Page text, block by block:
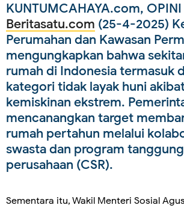
KUNTUMCAHAYA.com,
Beritasatu.com (25-4-2025)
Perumahan dan Kawasan
mengungkapkan bahwa
rumah di Indonesia termasuk
kategori tidak layak huni
kemiskinan ekstrem.
mencanangkan target
rumah pertahun melalui
swasta dan program
perusahaan (CSR).
Sementara itu, Wakil Menteri Sosial